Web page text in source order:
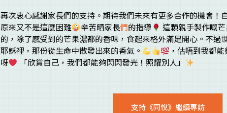
再次衷心感謝家長們的支持。期待我們未來有更多合作的機會！
原來又不是這麼困難
辛苦晒家長們的指導
這顆親手製作嘅
的，除了感受到的芒果濃都的香味，食起來格外滿足開心。不過
耶穌裡，那份從生命中散發出來的香氣。
，估唔到我都
呀
「欣賞自己，我們都能夠閃閃發光！照耀別人」
支持《同悅》繼續專訪